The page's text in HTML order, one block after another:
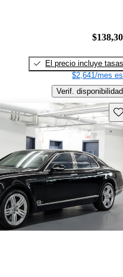
El precio incluye tasas
$2,641/mes
Verif. disponibilidad